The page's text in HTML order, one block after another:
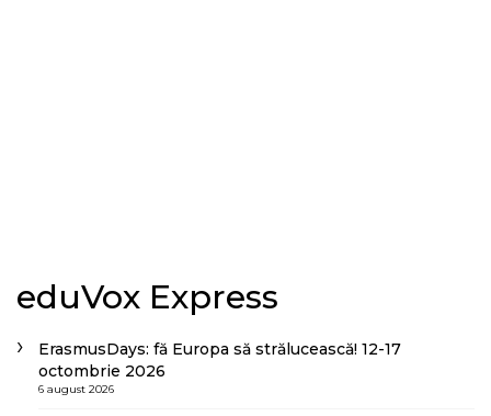
eduVox Express
ErasmusDays: fă Europa să strălucească! 12-17
octombrie 2026
6 august 2026